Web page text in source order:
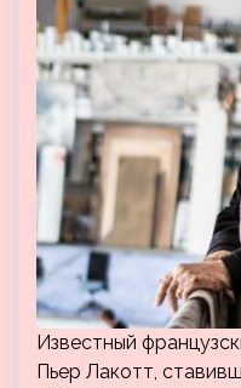
Известный
Пьер Лакотт,